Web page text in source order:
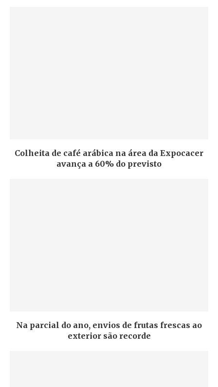
Colheita de café arábica na área da Expocacer
avança a 60% do previsto
Na parcial do ano, envios de frutas frescas ao
exterior são recorde